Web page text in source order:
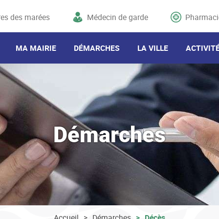
des marées Médecin de garde
MA MAIRIE DÉMARCHES LA VILLE
Démarches